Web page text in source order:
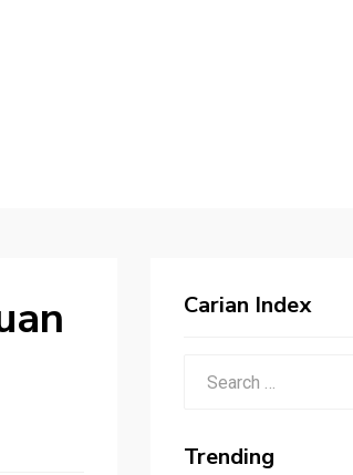
Carian Index
Trending